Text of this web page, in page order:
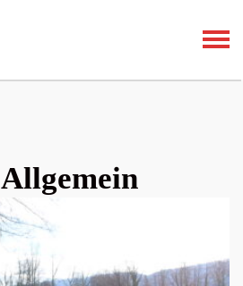
Menu
Allgemein